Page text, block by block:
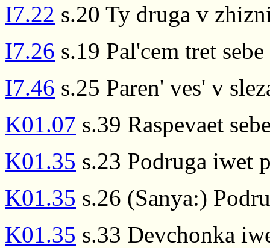
I7.22 s.20 Ty druga v
I7.26 s.19 Pal'cem tret
I7.46 s.25 Paren' ves' v
K01.07 s.39 Raspevaet
K01.35 s.23 Podruga iwet
K01.35 s.26 (Sanya:)
K01.35 s.33 Devchonka